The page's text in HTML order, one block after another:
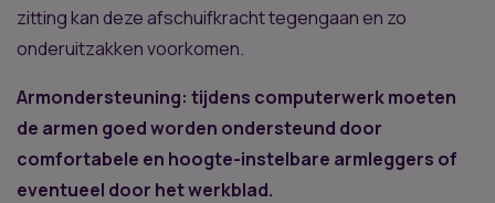
zitting kan deze afschuifkracht tegengaan en zo
onderuitzakken voorkomen.
Armondersteuning: tijdens computerwerk moeten
de armen goed worden ondersteund door
comfortabele en hoogte-instelbare armleggers of
eventueel door het werkblad.